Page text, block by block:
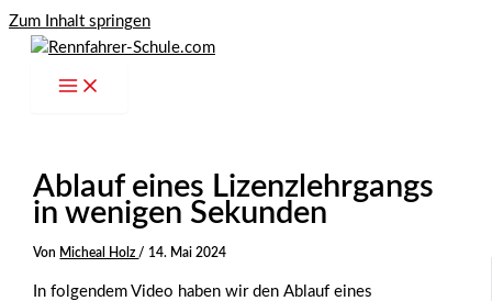
Zum Inhalt springen
Ablauf eines Lizenzlehrgangs
in wenigen Sekunden
Von Micheal Holz / 14. Mai 2024
In folgendem Video haben wir den Ablauf eines